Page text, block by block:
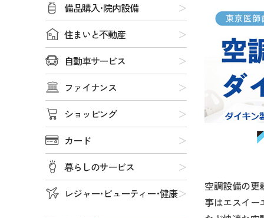
備品購入･院内設備
住まいと不動産
自動車サービス
ファイナンス
ショッピング
カード
暮らしのサービス
レジャー･ビューティー･健康
空調設備の更
事はエスイー